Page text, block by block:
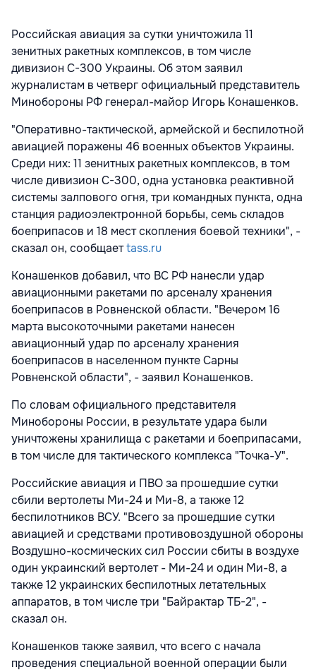
Российская авиация за сутки уничтожила 11
зенитных ракетных комплексов, в том числе
дивизион С-300 Украины. Об этом заявил
журналистам в четверг официальный представитель
Минобороны РФ генерал-майор Игорь Конашенков.
"Оперативно-тактической, армейской и беспилотной
авиацией поражены 46 военных объектов Украины.
Среди них: 11 зенитных ракетных комплексов, в том
числе дивизион С-300, одна установка реактивной
системы залпового огня, три командных пункта, одна
станция радиоэлектронной борьбы, семь складов
боеприпасов и 18 мест скопления боевой техники", -
сказал он, сообщаетtass.ru
Конашенков добавил, что ВС РФ нанесли удар
авиационными ракетами по арсеналу хранения
боеприпасов в Ровненской области. "Вечером 16
марта высокоточными ракетами нанесен
авиационный удар по арсеналу хранения
боеприпасов в населенном пункте Сарны
Ровненской области", - заявил Конашенков.
По словам официального представителя
Минобороны России, в результате удара были
уничтожены хранилища с ракетами и боеприпасами,
в том числе для тактического комплекса "Точка-У".
Российские авиация и ПВО за прошедшие сутки
сбили вертолеты Ми-24 и Ми-8, а также 12
беспилотников ВСУ. "Всего за прошедшие сутки
авиацией и средствами противовоздушной обороны
Воздушно-космических сил России сбиты в воздухе
один украинский вертолет - Ми-24 и один Ми-8, а
также 12 украинских беспилотных летательных
аппаратов, в том числе три "Байрактар ТБ-2", -
сказал он.
Конашенков также заявил, что всего с начала
проведения специальной военной операции были